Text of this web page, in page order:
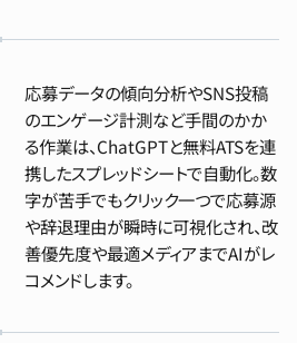
応募データの傾向分析やSNS投稿
のエンゲージ計測など手間のかか
る作業は、ChatGPTと無料ATSを連
携したスプレッドシートで自動化。数
字が苦手でもクリック一つで応募源
や辞退理由が瞬時に可視化され、改
善優先度や最適メディアまでAIがレ
コメンドします。